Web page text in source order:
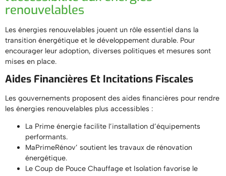
renouvelables
Les énergies renouvelables jouent un rôle essentiel dans la
transition énergétique et le développement durable. Pour
encourager leur adoption, diverses politiques et mesures sont
mises en place.
Aides Financières Et Incitations Fiscales
Les gouvernements proposent des aides financières pour rendre
les énergies renouvelables plus accessibles :
La Prime énergie facilite l’installation d’équipements
performants.
MaPrimeRénov’ soutient les travaux de rénovation
énergétique.
Le Coup de Pouce Chauffage et Isolation favorise le